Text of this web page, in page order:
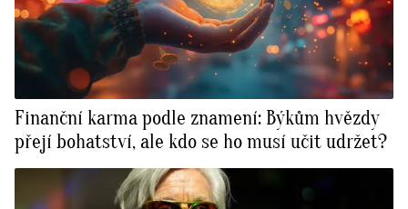
Finanční karma podle znamení: Býkům hvězdy
přejí bohatství, ale kdo se ho musí učit udržet?